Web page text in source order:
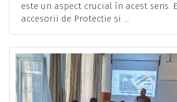
este un aspect crucial în acest sens.
accesorii de Protecție și ...